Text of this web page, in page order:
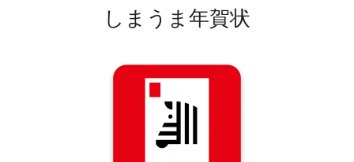
しまうま年賀状